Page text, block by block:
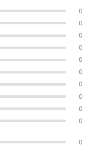
0
0
0
0
0
0
0
0
0
0
0